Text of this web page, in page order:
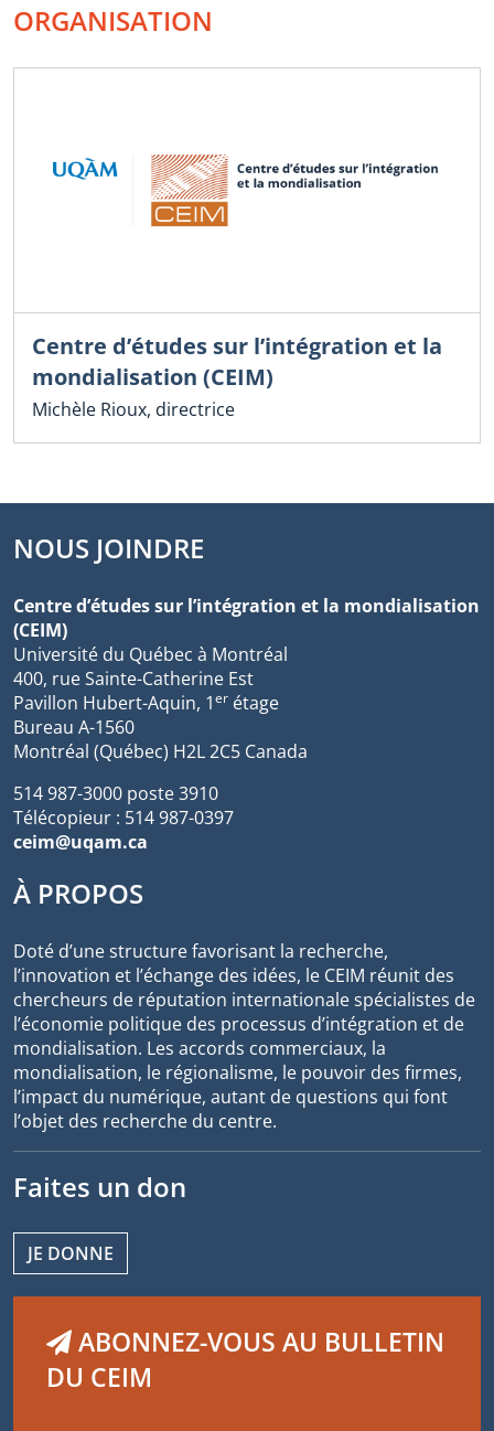
ORGANISATION
Centre d’études sur l’intégration et la
mondialisation (CEIM)
Michèle Rioux, directrice
NOUS JOINDRE
Centre d’études sur l’intégration et la mondialisation
(CEIM)
Université du Québec à Montréal
400, rue Sainte-Catherine Est
Pavillon Hubert-Aquin, 1er étage
Bureau A-1560
Montréal (Québec) H2L 2C5 Canada
514 987-3000 poste 3910
Télécopieur : 514 987-0397
ceim@uqam.ca
À PROPOS
Doté d’une structure favorisant la recherche,
l’innovation et l’échange des idées, le CEIM réunit des
chercheurs de réputation internationale spécialistes de
l’économie politique des processus d’intégration et de
mondialisation. Les accords commerciaux, la
mondialisation, le régionalisme, le pouvoir des firmes,
l’impact du numérique, autant de questions qui font
l’objet des recherche du centre.
Faites un don
JE DONNE
ABONNEZ-VOUS AU BULLETIN
DU CEIM